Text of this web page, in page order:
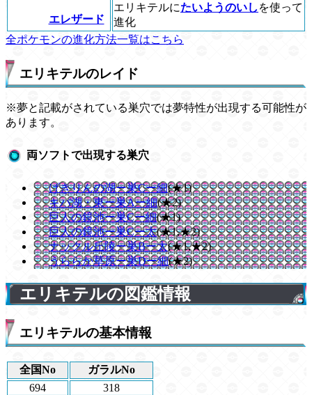
エレザード
エリキテルにたいようのいし を使って
進化
全ポケモンの進化方法一覧はこちら
エリキテルのレイド
※夢と記載がされている巣穴では夢特性が出現する可能性が
あります。
両ソフトで出現する巣穴
げきりんの湖ー巣Cー細(★1)
キバ湖・東ー巣Aー細(★2)
巨人の鏡池ー巣Cー細(★1)
巨人の鏡池ー巣Cー太(★1,★2)
ナックル丘陵ー巣Bー太(★1,★2)
うららか草原ー巣Dー細(★2)
エリキテルの図鑑情報
エリキテルの基本情報
全国No
ガラルNo
694
318